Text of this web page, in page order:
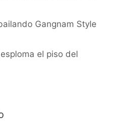
Gangnam Style
el piso del